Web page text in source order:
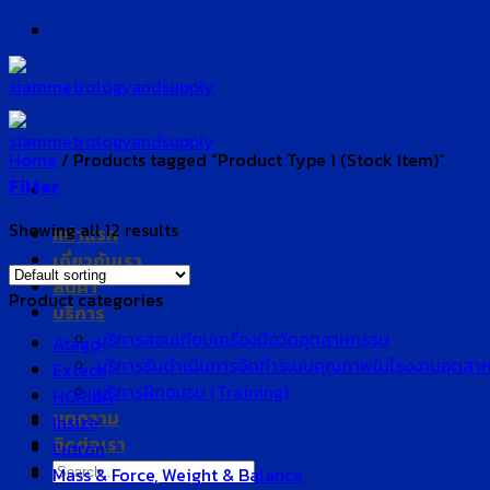
Skip
to
content
หน้าแรก
เกี่ยวกับเรา
สินค้า
บริการ
บริการสอบเทียบเครื่องมือวัดอุตสาหกรรม
บริการรับดำเนินการจัดทำระบบคุณภาพในโรงงานอุตสา
บริการฝึกอบรม (Training)
บทความ
ติดต่อเรา
Search
Home / Products tagged “Product Type 1 (Stock Item)”
Filter
Showing all 12 results
Product categories
Atago
Extech
HORIBA
Insize
Lutron
Mass & Force, Weight & Balance